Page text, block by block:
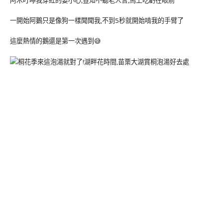
一開始阿鵝只是像狗一樣聞聞我,不到5秒就開始啃我的手臂了
這麼熱情的鵝還是第一次遇到😅